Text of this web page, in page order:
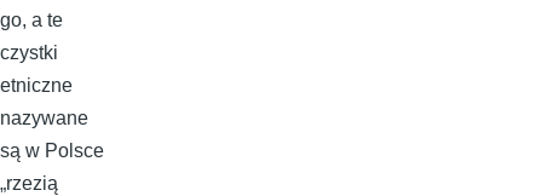
go, a te
czystki
etniczne
nazywane
są w Polsce
„rzezią